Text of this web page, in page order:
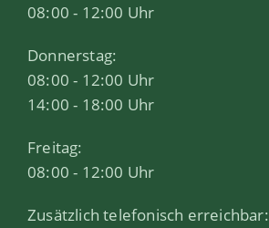
08:00 - 12:00 Uhr
Donnerstag:
08:00 - 12:00 Uhr
14:00 - 18:00 Uhr
Freitag:
08:00 - 12:00 Uhr
Zusätzlich telefonisch erreichbar: